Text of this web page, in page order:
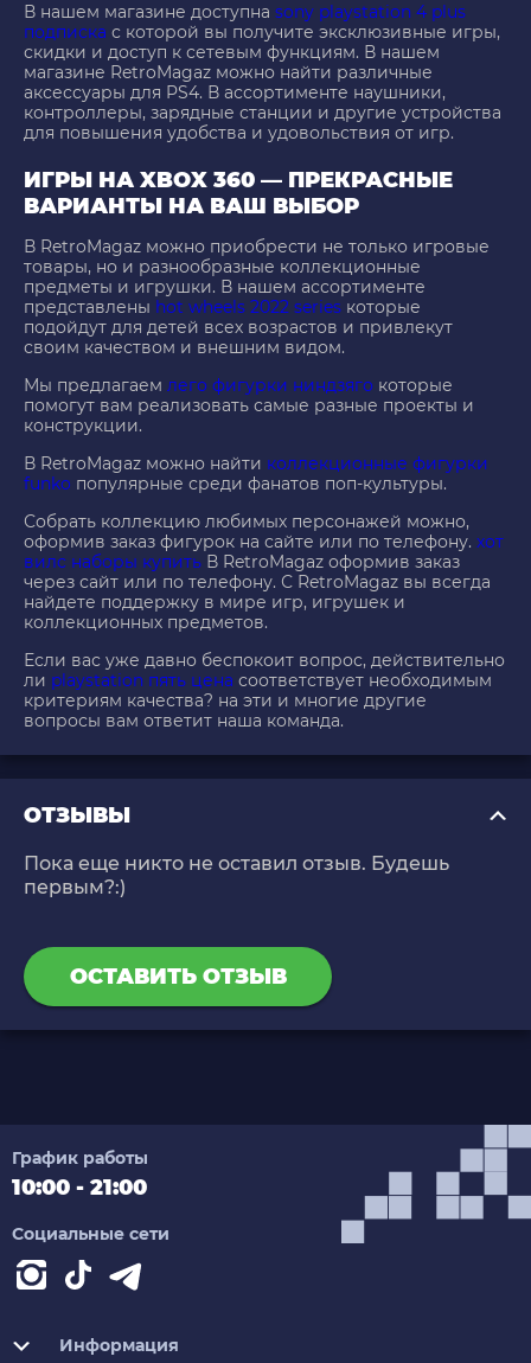
В нашем магазине доступна sony playstation 4 plus
подписка с которой вы получите эксклюзивные игры,
скидки и доступ к сетевым функциям. В нашем
магазине RetroMagaz можно найти различные
аксессуары для PS4. В ассортименте наушники,
контроллеры, зарядные станции и другие устройства
для повышения удобства и удовольствия от игр.
ИГРЫ НА XBOX 360 — ПРЕКРАСНЫЕ
ВАРИАНТЫ НА ВАШ ВЫБОР
В RetroMagaz можно приобрести не только игровые
товары, но и разнообразные коллекционные
предметы и игрушки. В нашем ассортименте
представлены hot wheels 2022 series которые
подойдут для детей всех возрастов и привлекут
своим качеством и внешним видом.
Мы предлагаем лего фигурки ниндзяго которые
помогут вам реализовать самые разные проекты и
конструкции.
В RetroMagaz можно найти коллекционные фигурки
funko популярные среди фанатов поп-культуры.
Собрать коллекцию любимых персонажей можно,
оформив заказ фигурок на сайте или по телефону. хот
вилс наборы купить В RetroMagaz оформив заказ
через сайт или по телефону. С RetroMagaz вы всегда
найдете поддержку в мире игр, игрушек и
коллекционных предметов.
Если вас уже давно беспокоит вопрос, действительно
ли playstation пять цена соответствует необходимым
критериям качества? на эти и многие другие
вопросы вам ответит наша команда.
ОТЗЫВЫ
Пока еще никто не оставил отзыв. Будешь
первым?:)
ОСТАВИТЬ ОТЗЫВ
График работы
10:00 - 21:00
Социальные сети
Информация